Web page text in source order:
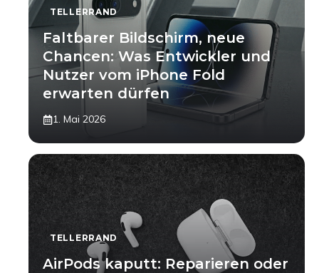
TELLERRAND
Faltbarer Bildschirm, neue
Chancen: Was Entwickler und
Nutzer vom iPhone Fold
erwarten dürfen
1. Mai 2026
TELLERRAND
AirPods kaputt: Reparieren oder